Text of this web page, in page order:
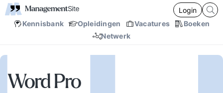
Kennisbank Opleidingen Vacatures
Boeken
Netwerk
Login
Word Pro